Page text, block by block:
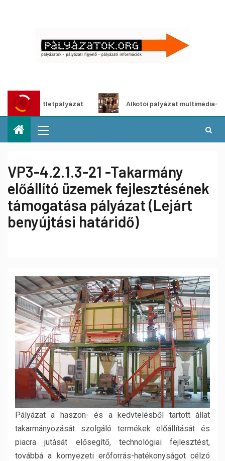
Alkotói pályázat multimédia-kiállításhoz
VP3-4.2.1.3-21 -Takarmány
előállító üzemek fejlesztésének
támogatása pályázat (Lejárt
benyújtási határidő)
Pályázat a haszon- és a kedvtelésből tartott állat
takarmányozását szolgáló termékek előállítását és
piacra jutását elősegítő, technológiai fejlesztést,
továbbá a környezeti erőforrás-hatékonyságot célzó